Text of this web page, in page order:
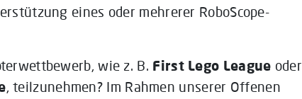
eines oder mehrerer RoboScope-
wie z. B. First Lego League oder
, teilzunehmen? Im Rahmen unserer Offenen